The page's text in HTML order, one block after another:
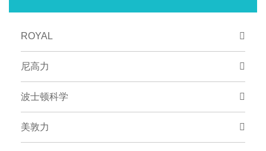
ROYAL
尼高力
波士顿科学
美敦力